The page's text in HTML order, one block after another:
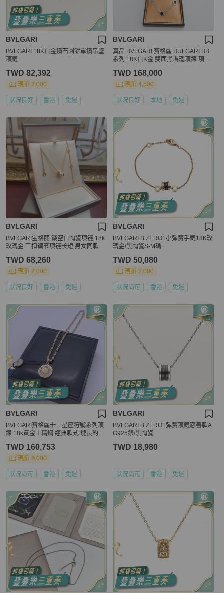
BVLGARI
BVLGARI 18K白金鑽石圓餅單鑽吊墜
項鏈
TWD 82,392
現折 2,000
狀況良好 香港 免運
BVLGARI
真品 BVLGARI 寶格麗 BULGARI BB
系列 18K白K金 雙面黑瑪瑙項鍊 項鏈
TWD 168,000
現折 4,500
狀況良好 本地 免運
BVLGARI
BVLGARI宝格丽 镂空白陶瓷项链 18k
玫瑰金 三扣调节项链长短 男女同款
TWD 68,260
現折 2,000
狀況良好 香港 免運
BVLGARI
BVLGARI B.ZERO1小彈簧手鏈18K玫
瑰金/黑陶瓷S-M碼
TWD 50,080
現折 2,000
狀況尚可 香港 免運
BVLGARI
BVLGARI寶格麗十二星座符號系列項
鍊 18k黃金＋精鋼 經典款式 鏈長約50
TWD 160,753
現折 8,000
狀況尚可 香港 免運
BVLGARI
BVLGARI B.ZERO1彈簧項鏈慈善款A
G925銀/黑陶瓷
TWD 18,980
狀況尚可 香港 免運